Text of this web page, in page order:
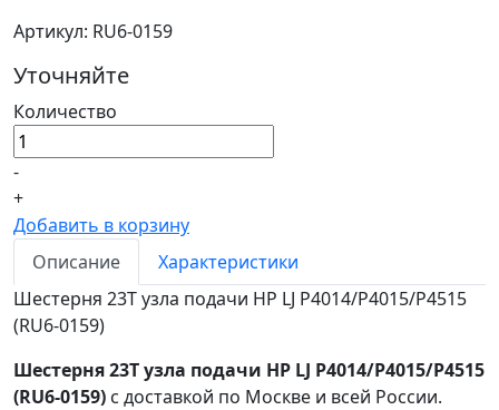
Артикул: RU6-0159
Уточняйте
Количество
-
+
Добавить в корзину
Описание
Характеристики
Шестерня 23T узла подачи HP LJ P4014/P4015/P4515
(RU6-0159)
Шестерня 23T узла подачи HP LJ P4014/P4015/P4515
(RU6-0159) с доставкой по Москве и всей России.